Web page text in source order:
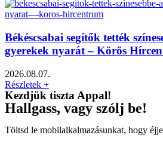
Békéscsabai segítők tették
gyerekek nyarát – Körös
2026.08.07.
Részletek +
Kezdjük tiszta Appal!
Hallgass, vagy szólj be!
Töltsd le mobilalkalmazásunkat, hogy